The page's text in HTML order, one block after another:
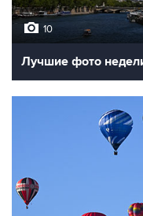
10
Лучшие фото